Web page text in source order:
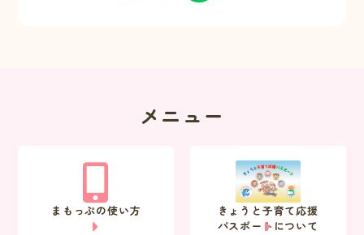
メニュー
まもっぷの使い方
きょうと子育て応援
パスポートについて